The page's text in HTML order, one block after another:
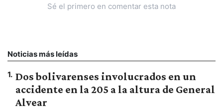
Sé el primero en comentar esta nota
Noticias más leídas
1. Dos bolivarenses involucrados en un
accidente en la 205 a la altura de General
Alvear